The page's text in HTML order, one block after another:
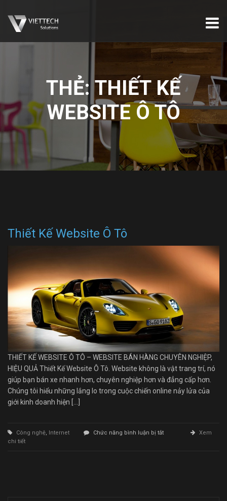
THẺ: THIẾT KẾ
WEBSITE Ô TÔ
Thiết Kế Website Ô Tô
THIẾT KẾ WEBSITE Ô TÔ – WEBSITE BÁN HÀNG CHUYÊN NGHIỆP,
HIỆU QUẢ Thiết Kế Website Ô Tô. Website không là vật trang trí, nó
giúp bạn bán xe nhanh hơn, chuyên nghiệp hơn và đẳng cấp hơn.
Chúng tôi hiểu những lắng lo trong cuộc chiến online nảy lửa của
giới kinh doanh hiện […]
Công nghệ, Internet Chức năng bình luận bị tắtở
Xem
chi tiết